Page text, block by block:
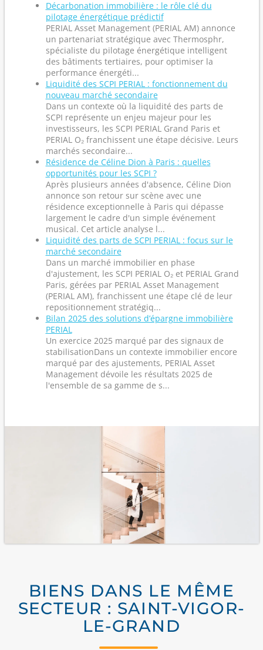
Décarbonation immobilière : le rôle clé du
pilotage énergétique prédictif
PERIAL Asset Management (PERIAL AM) annonce
un partenariat stratégique avec Thermosphr,
spécialiste du pilotage énergétique intelligent
des bâtiments tertiaires, pour optimiser la
performance énergéti...
Liquidité des SCPI PERIAL : fonctionnement du
nouveau marché secondaire
Dans un contexte où la liquidité des parts de
SCPI représente un enjeu majeur pour les
investisseurs, les SCPI PERIAL Grand Paris et
PERIAL O₂ franchissent une étape décisive. Leurs
marchés secondaire...
Résidence de Céline Dion à Paris : quelles
opportunités pour les SCPI ?
Après plusieurs années d'absence, Céline Dion
annonce son retour sur scène avec une
résidence exceptionnelle à Paris qui dépasse
largement le cadre d'un simple événement
musical. Cet article analyse l...
Liquidité des parts de SCPI PERIAL : focus sur le
marché secondaire
Dans un marché immobilier en phase
d'ajustement, les SCPI PERIAL O₂ et PERIAL Grand
Paris, gérées par PERIAL Asset Management
(PERIAL AM), franchissent une étape clé de leur
repositionnement stratégiq...
Bilan 2025 des solutions d’épargne immobilière
PERIAL
Un exercice 2025 marqué par des signaux de
stabilisationDans un contexte immobilier encore
marqué par des ajustements, PERIAL Asset
Management dévoile les résultats 2025 de
l'ensemble de sa gamme de s...
BIENS DANS LE MÊME
SECTEUR : SAINT-VIGOR-
LE-GRAND